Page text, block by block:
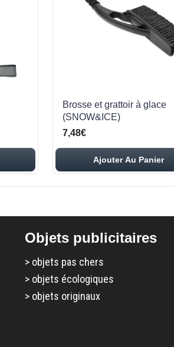
Brosse et grattoir à glace
(SNOW&ICE)
7,48€
Ajouter Au Panier
Objets publicitaires
> objets pas chers
> objets écologiques
> objets originaux